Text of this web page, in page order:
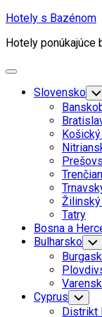
Skip
content
Hotely s Bazénom
Hotely ponúkajúce
Expand
Slovensko
Žilinský
Tatry
Bosna a
Bulharsko
Cyprus Toggle
Child
Distrikt